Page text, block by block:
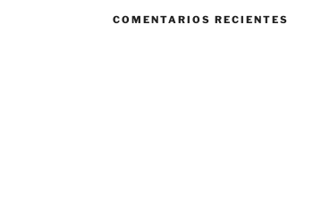
COMENTARIOS RECIENTES